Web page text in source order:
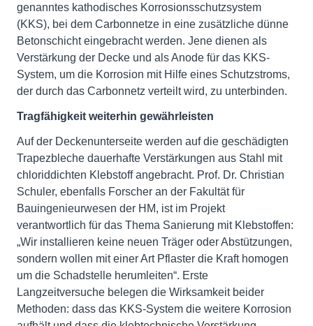
genanntes kathodisches Korrosionsschutzsystem
(KKS), bei dem Carbonnetze in eine zusätzliche dünne
Betonschicht eingebracht werden. Jene dienen als
Verstärkung der Decke und als Anode für das KKS-
System, um die Korrosion mit Hilfe eines Schutzstroms,
der durch das Carbonnetz verteilt wird, zu unterbinden.
Tragfähigkeit weiterhin gewährleisten
Auf der Deckenunterseite werden auf die geschädigten
Trapezbleche dauerhafte Verstärkungen aus Stahl mit
chloriddichten Klebstoff angebracht. Prof. Dr. Christian
Schuler, ebenfalls Forscher an der Fakultät für
Bauingenieurwesen der HM, ist im Projekt
verantwortlich für das Thema Sanierung mit Klebstoffen:
„Wir installieren keine neuen Träger oder Abstützungen,
sondern wollen mit einer Art Pflaster die Kraft homogen
um die Schadstelle herumleiten“. Erste
Langzeitversuche belegen die Wirksamkeit beider
Methoden: dass das KKS-System die weitere Korrosion